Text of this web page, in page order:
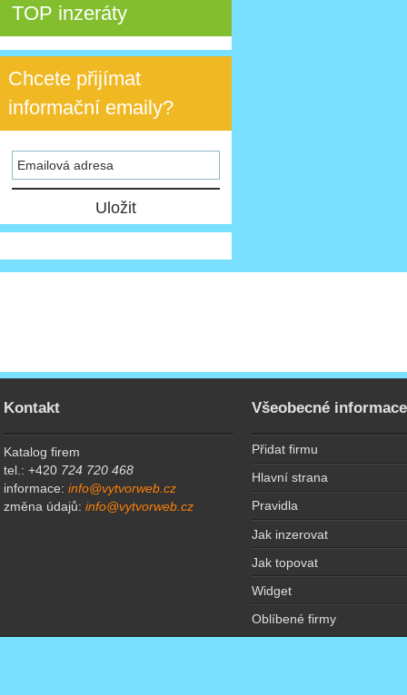
TOP inzeráty
Chcete přijímat
informační emaily?
Kontakt
Katalog firem
tel.: +420 724 720 468
informace:info@vytvorweb.cz
změna údajů:info@vytvorweb.cz
Všeobecné informace
Přidat firmu
Hlavní strana
Pravidla
Jak inzerovat
Jak topovat
Widget
Oblíbené firmy